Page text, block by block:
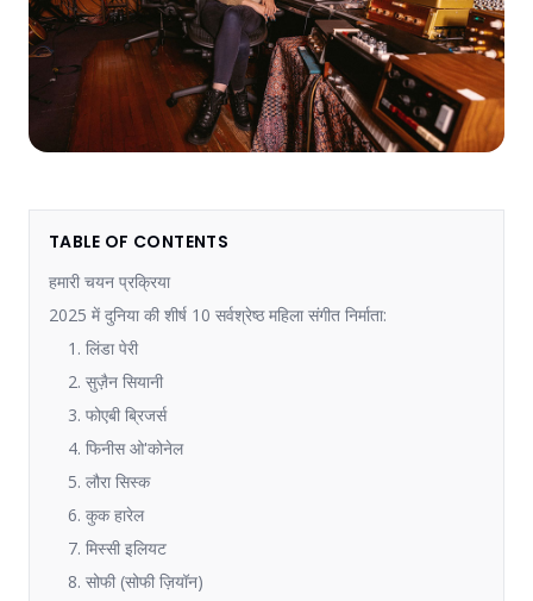
TABLE OF CONTENTS
हमारी चयन प्रक्रिया
2025 में दुनिया की शीर्ष 10 सर्वश्रेष्ठ महिला संगीत निर्माता:
1. लिंडा पेरी
2. सुज़ैन सियानी
3. फोएबी ब्रिजर्स
4. फिनीस ओ'कोनेल
5. लौरा सिस्क
6. कुक हारेल
7. मिस्सी इलियट
8. सोफी (सोफी ज़ियॉन)